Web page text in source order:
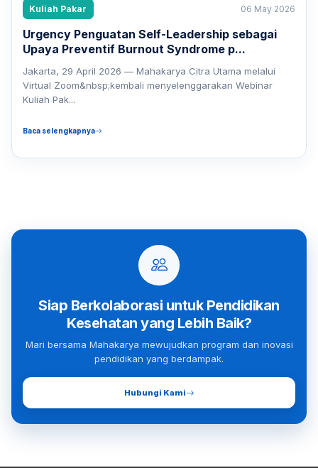
Kuliah Pakar 06 May 2026
Urgency Penguatan Self-Leadership sebagai
Upaya Preventif Burnout Syndrome p...
Jakarta, 29 April 2026 — Mahakarya Citra Utama melalui
Virtual Zoom&nbsp;kembali menyelenggarakan Webinar
Kuliah Pak...
Baca selengkapnya
Siap Berkolaborasi untuk Pendidikan
Kesehatan yang Lebih Baik?
Mari bersama Mahakarya mewujudkan program dan inovasi
pendidikan yang berdampak.
Hubungi Kami